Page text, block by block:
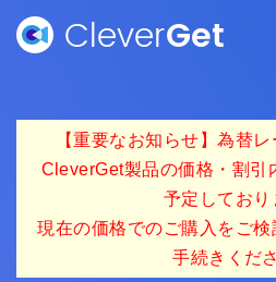
CleverGet
【重要なお知らせ】為替
CleverGet製品の価格・割引
予定しており
現在の価格でのご購入をご
手続きくだ